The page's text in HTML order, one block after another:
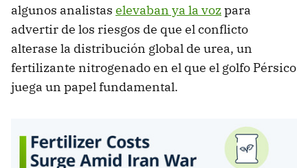
algunos analistas elevaban ya la vozpara
advertir de los riesgos de que el conflicto
alterase la distribución global de urea, un
fertilizante nitrogenado en el que el golfo Pérsico
juega un papel fundamental.